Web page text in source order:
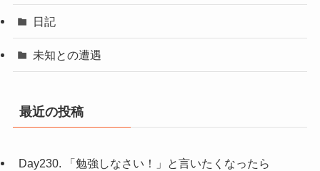
日記
未知との遭遇
最近の投稿
Day230. 「勉強しなさい！」と言いたくなったら